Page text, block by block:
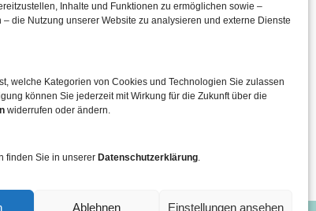
Inhalte und Funktionen zu ermöglichen sowie –
die Nutzung unserer Website zu analysieren und externe Dienste
welche Kategorien von Cookies und Technologien Sie zulassen
können Sie jederzeit mit Wirkung für die Zukunft über die
widerrufen oder ändern.
finden Sie in unserer Datenschutzerklärung.
Ablehnen Einstellungen ansehen